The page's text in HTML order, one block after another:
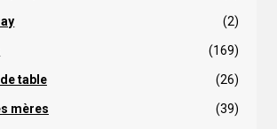
(2)
(169)
table (26)
mères (39)